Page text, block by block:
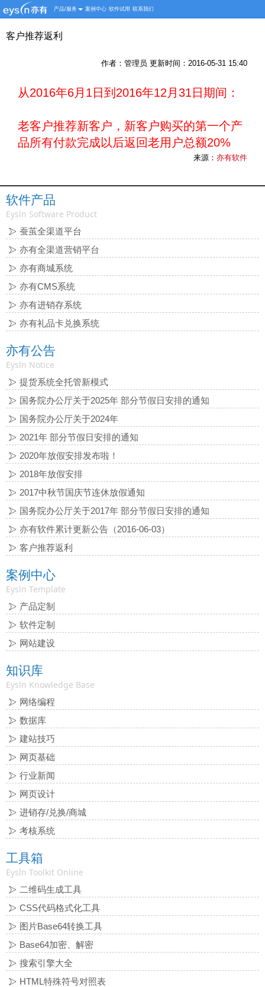
产品/服务 案例中心 软件试用 联系我们
客户推荐返利
作者：管理员 更新时间：2016-05-31 15:40
从2016年6月1日到2016年12月31日期间：
老客户推荐新客户，新客户购买的第一个产
品所有付款完成以后返回老用户总额20%
来源： 亦有软件
软件产品
Eysln Software Product
蚕茧全渠道平台
亦有全渠道营销平台
亦有商城系统
亦有CMS系统
亦有进销存系统
亦有礼品卡兑换系统
亦有公告
Eysln Notice
提货系统全托管新模式
国务院办公厅关于2025年 部分节假日安排的通知
国务院办公厅关于2024年
2021年 部分节假日安排的通知
2020年放假安排发布啦！
2018年放假安排
2017中秋节国庆节连休放假通知
国务院办公厅关于2017年 部分节假日安排的通知
亦有软件累计更新公告（2016-06-03）
客户推荐返利
案例中心
Eysln Template
产品定制
软件定制
网站建设
知识库
Eysln Knowledge Base
网络编程
数据库
建站技巧
网页基础
行业新闻
网页设计
进销存/兑换/商城
考核系统
工具箱
Eysln Toolkit Online
二维码生成工具
CSS代码格式化工具
图片Base64转换工具
Base64加密、解密
搜索引擎大全
HTML特殊符号对照表